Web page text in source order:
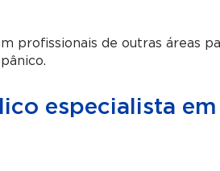
profissionais de outras áreas
especialista em